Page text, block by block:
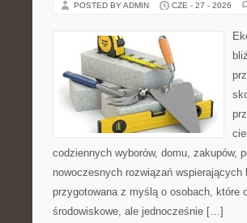
POSTED BY ADMIN CZE - 27 - 2026
codziennych wyborów, domu, zakupów,
nowoczesnych rozwiązań
przygotowana z myślą o osobach, które
środowiskowe, ale jednocześnie […]